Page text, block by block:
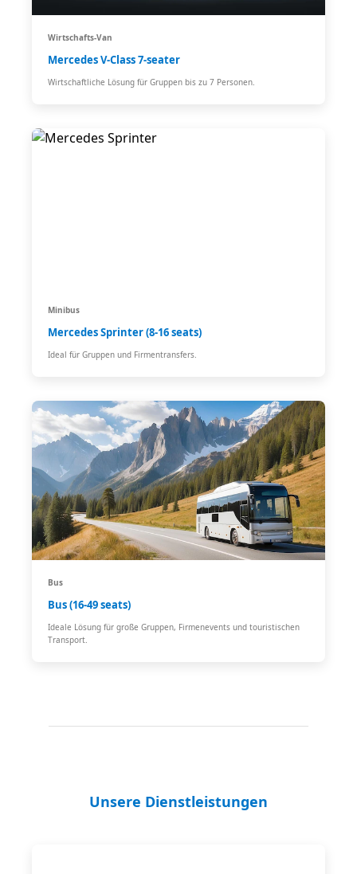
Wirtschafts-Van
Mercedes V-Class 7-seater
Wirtschaftliche Lösung für Gruppen bis zu 7 Personen.
Minibus
Mercedes Sprinter (8-16 seats)
Ideal für Gruppen und Firmentransfers.
Bus
Bus (16-49 seats)
Ideale Lösung für große Gruppen, Firmenevents und touristischen
Transport.
Unsere Dienstleistungen